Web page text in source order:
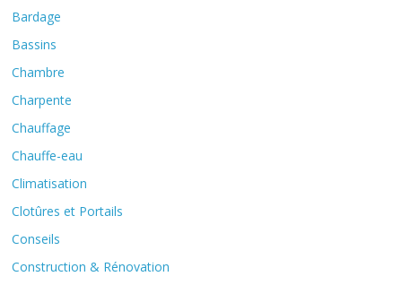
Bardage
Bassins
Chambre
Charpente
Chauffage
Chauffe-eau
Climatisation
Clotûres et Portails
Conseils
Construction & Rénovation